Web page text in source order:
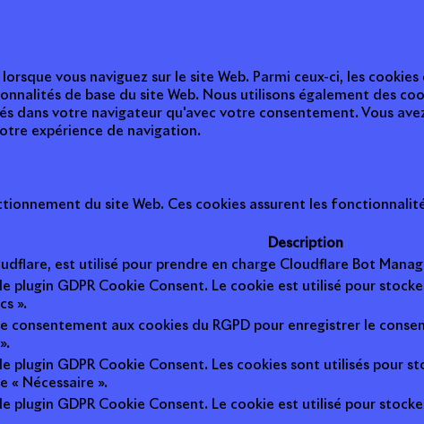
vous naviguez sur le site Web. Parmi ceux-ci, les
de base du site Web. Nous utilisons également des
dans votre navigateur qu'avec votre consentement. Vous
expérience de navigation.
du site Web. Ces cookies assurent les
Description
est utilisé pour prendre en charge Cloudflare Bot
plugin GDPR Cookie Consent. Le cookie est utilisé pour
».
consentement aux cookies du RGPD pour enregistrer le
plugin GDPR Cookie Consent. Les cookies sont utilisés pour
« Nécessaire ».
plugin GDPR Cookie Consent. Le cookie est utilisé pour